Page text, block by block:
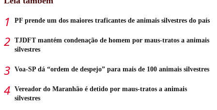
PF prende um dos maiores traficantes de animais silvestres do país
TJDFT mantém condenação de homem por maus-tratos a animais
silvestres
Voa-SP dá “ordem de despejo” para mais de 100 animais silvestres
Vereador do Maranhão é detido por maus-tratos a animais
silvestres